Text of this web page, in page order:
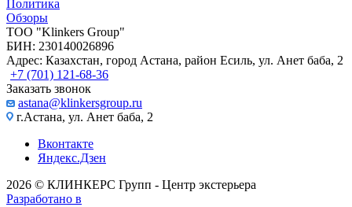
Политика
Обзоры
TOO "Klinkers Group"
БИН: 230140026896
Адрес: Казахстан, город Астана, район Есиль, ул. Анет баба, 2
+7 (701) 121-68-36
Заказать звонок
astana@klinkersgroup.ru
г.Астана, ул. Анет баба, 2
Вконтакте
Яндекс.Дзен
2026 © КЛИНКЕРС Групп - Центр экстерьера
Разработано в